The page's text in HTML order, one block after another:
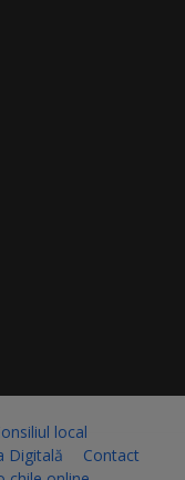
local
Digitală
Contact